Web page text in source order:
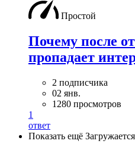
Простой
Почему после
пропадает
2 подписчика
02 янв.
1280 просмотров
1
ответ
Показать ещё